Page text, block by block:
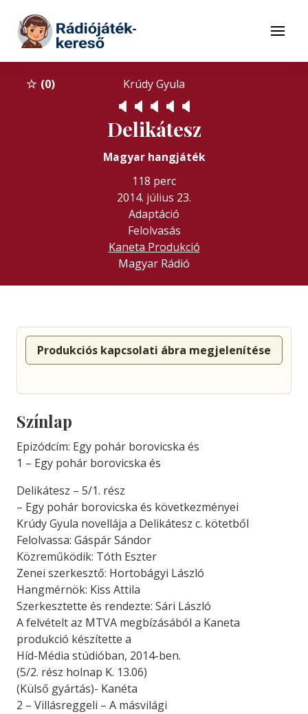
Tovább a tartalomhoz
Menü
0 Krúdy Gyula
🔈 🔈 🔈 🔈 🔈
Delikátesz
Magyar hangjáték
118 perc
2014. július 23.
Adaptáció
Felolvasás
Kaneta Produkció
Magyar Rádió
Produkciós kapcsolati ábra megjelenítése
Színlap
Epizódcím: Egy pohár borovicska és
1 – Egy pohár borovicska és
Delikátesz – 5/1. rész
– Egy pohár borovicska és következményei
Krúdy Gyula novellája a Delikátesz c. kötetből
Felolvassa: Gáspár Sándor
Közreműködik: Tóth Eszter
Zenei szerkesztő: Hortobágyi László
Hangmérnök: Kiss Attila
Szerkesztette és rendezte: Sári László
A felvételt az MTVA megbízásából a Kaneta
produkció készítette a
Híd-Média stúdióban, 2014-ben.
(5/2. rész holnap K. 13.06)
(Külső gyártás)- Kanéta
2 – Villásreggeli – A másvilági